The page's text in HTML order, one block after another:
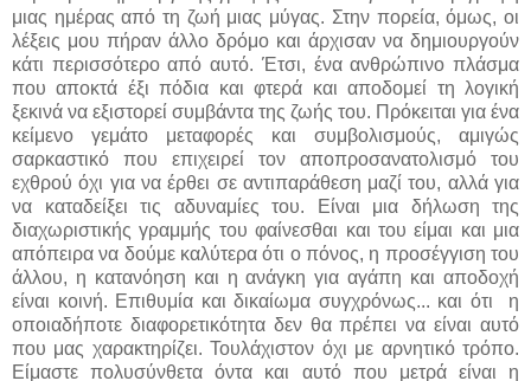
μιας ημέρας από τη ζωή μιας μύγας. Στην πορεία, όμως, οι
λέξεις μου πήραν άλλο δρόμο και άρχισαν να δημιουργούν
κάτι περισσότερο από αυτό. Έτσι, ένα ανθρώπινο πλάσμα
που αποκτά έξι πόδια και φτερά και αποδομεί τη λογική
ξεκινά να εξιστορεί συμβάντα της ζωής του. Πρόκειται για ένα
κείμενο γεμάτο μεταφορές και συμβολισμούς, αμιγώς
σαρκαστικό που επιχειρεί τον αποπροσανατολισμό του
εχθρού όχι για να έρθει σε αντιπαράθεση μαζί του, αλλά για
να καταδείξει τις αδυναμίες του. Είναι μια δήλωση της
διαχωριστικής γραμμής του φαίνεσθαι και του είμαι και μια
απόπειρα να δούμε καλύτερα ότι ο πόνος, η προσέγγιση του
άλλου, η κατανόηση και η ανάγκη για αγάπη και αποδοχή
είναι κοινή. Επιθυμία και δικαίωμα συγχρόνως... και ότι η
οποιαδήποτε διαφορετικότητα δεν θα πρέπει να είναι αυτό
που μας χαρακτηρίζει. Τουλάχιστον όχι με αρνητικό τρόπο.
Είμαστε πολυσύνθετα όντα και αυτό που μετρά είναι η